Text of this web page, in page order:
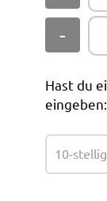
Hast du
eingeben: